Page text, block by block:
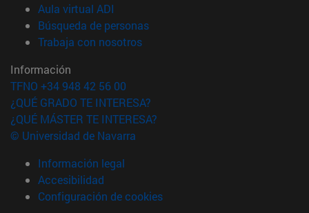
Aula virtual ADI
Búsqueda de personas(abre en nueva ventana)
Trabaja con nosotros(abre en nueva ventana)
Información
TFNO +34 948 42 56 00
¿QUÉ GRADO TE INTERESA?
¿QUÉ MÁSTER TE INTERESA?
© Universidad de Navarra
Información legal
Accesibilidad
Configuración de cookies